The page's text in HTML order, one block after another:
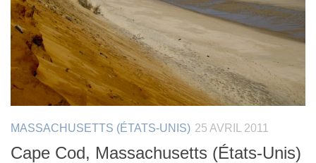
MASSACHUSETTS (ÉTATS-UNIS) 25 AVRIL 2011
Cape Cod, Massachusetts (États-Unis)